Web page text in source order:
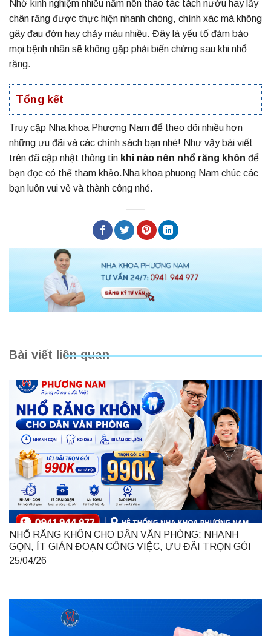
Nhờ kinh nghiệm nhiều năm nên thao tác tách nướu hay lấy
chân răng được thực hiện nhanh chóng, chính xác mà không
gây đau đớn hay chảy máu nhiều. Đây là yếu tố đảm bảo
mọi bệnh nhân sẽ không gặp phải biến chứng sau khi nhổ
răng.
Tổng kết
Truy cập Nha khoa Phương Nam để theo dõi nhiều hơn
những ưu đãi và các chính sách bạn nhé! Như vậy bài viết
trên đã cập nhật thông tin khi nào nên nhổ răng khôn để
bạn đọc có thể tham khảo.Nha khoa phuong Nam chúc các
bạn luôn vui vẻ và thành công nhé.
Bài viết liên quan
NHỔ RĂNG KHÔN CHO DÂN VĂN PHÒNG: NHANH
GỌN, ÍT GIÁN ĐOẠN CÔNG VIỆC, ƯU ĐÃI TRỌN GÓI
990K TẠI HÀ NỘI
25/04/26